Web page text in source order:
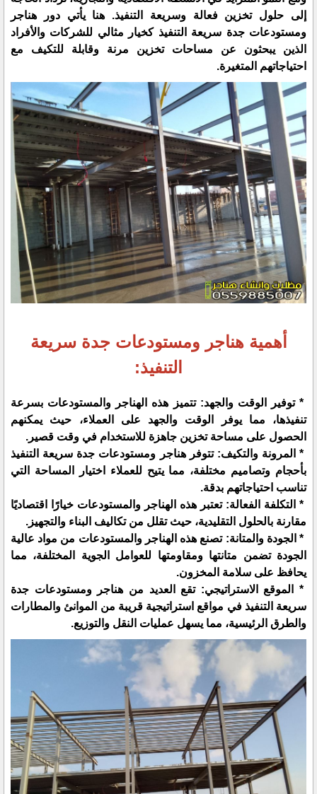
إلى حلول تخزين فعالة وسريعة التنفيذ. هنا يأتي دور هناجر
ومستودعات جدة سريعة التنفيذ كخيار مثالي للشركات والأفراد
الذين يبحثون عن مساحات تخزين مرنة وقابلة للتكيف مع
احتياجاتهم المتغيرة.
أهمية هناجر ومستودعات جدة سريعة
التنفيذ:
* توفير الوقت والجهد: تتميز هذه الهناجر والمستودعات بسرعة
تنفيذها، مما يوفر الوقت والجهد على العملاء، حيث يمكنهم
الحصول على مساحة تخزين جاهزة للاستخدام في وقت قصير.
* المرونة والتكيف: تتوفر هناجر ومستودعات جدة سريعة التنفيذ
بأحجام وتصاميم مختلفة، مما يتيح للعملاء اختيار المساحة التي
تناسب احتياجاتهم بدقة.
* التكلفة الفعالة: تعتبر هذه الهناجر والمستودعات خيارًا اقتصاديًا
مقارنة بالحلول التقليدية، حيث تقلل من تكاليف البناء والتجهيز.
* الجودة والمتانة: تصنع هذه الهناجر والمستودعات من مواد عالية
الجودة تضمن متانتها ومقاومتها للعوامل الجوية المختلفة، مما
يحافظ على سلامة المخزون.
* الموقع الاستراتيجي: تقع العديد من هناجر ومستودعات جدة
سريعة التنفيذ في مواقع استراتيجية قريبة من الموانئ والمطارات
والطرق الرئيسية، مما يسهل عمليات النقل والتوزيع.